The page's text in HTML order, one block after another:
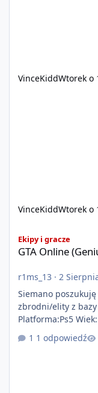
VinceKiddWtorek o
VinceKiddWtorek o
Ekipy i gracze
GTA Online
r1ms_13 · 2
Siemano
zbrodni/elity z
Platforma:Ps5
1 odpowiedź